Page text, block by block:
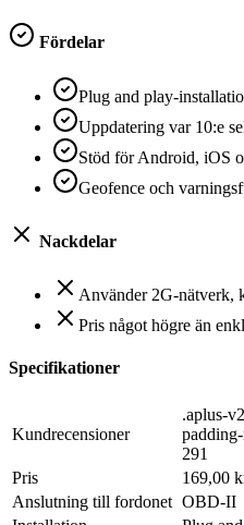
Fördelar
Plug and play-
Uppdatering var 10:e
Stöd för Android, iOS
Geofence och
Nackdelar
Använder 2G-nätverk,
Pris något högre än
Specifikationer
Kundrecensioner
.aplus-
291
Pris
169,00
Anslutning till fordonet OBD-II